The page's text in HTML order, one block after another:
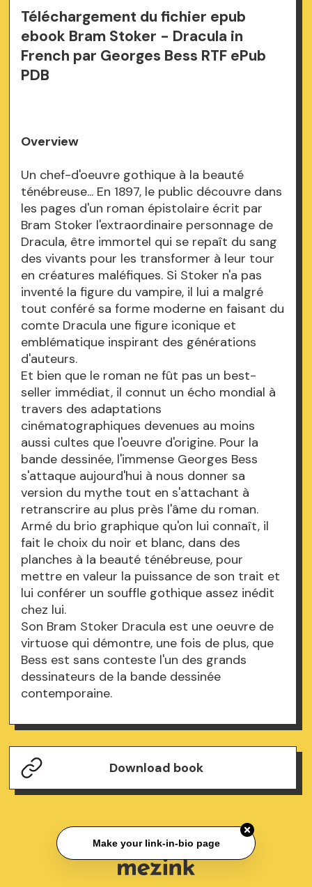
Téléchargement du fichier epub
ebook Bram Stoker - Dracula in
French par Georges Bess RTF ePub
PDB
Overview
Un chef-d'oeuvre gothique à la beauté
ténébreuse... En 1897, le public découvre dans
les pages d'un roman épistolaire écrit par
Bram Stoker l'extraordinaire personnage de
Dracula, être immortel qui se repaît du sang
des vivants pour les transformer à leur tour
en créatures maléfiques. Si Stoker n'a pas
inventé la figure du vampire, il lui a malgré
tout conféré sa forme moderne en faisant du
comte Dracula une figure iconique et
emblématique inspirant des générations
d'auteurs.
Et bien que le roman ne fût pas un best-
seller immédiat, il connut un écho mondial à
travers des adaptations
cinématographiques devenues au moins
aussi cultes que l'oeuvre d'origine. Pour la
bande dessinée, l'immense Georges Bess
s'attaque aujourd'hui à nous donner sa
version du mythe tout en s'attachant à
retranscrire au plus près l'âme du roman.
Armé du brio graphique qu'on lui connaît, il
fait le choix du noir et blanc, dans des
planches à la beauté ténébreuse, pour
mettre en valeur la puissance de son trait et
lui conférer un souffle gothique assez inédit
chez lui.
Son Bram Stoker Dracula est une oeuvre de
virtuose qui démontre, une fois de plus, que
Bess est sans conteste l'un des grands
dessinateurs de la bande dessinée
contemporaine.
Download book
Make your link-in-bio page